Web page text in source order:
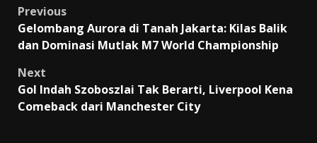
Post
navigation
Previous
Gelombang Aurora di Tanah Jakarta: Kilas Balik
dan Dominasi Mutlak M7 World Championship
Next
Gol Indah Szoboszlai Tak Berarti, Liverpool Kena
Comeback dari Manchester City